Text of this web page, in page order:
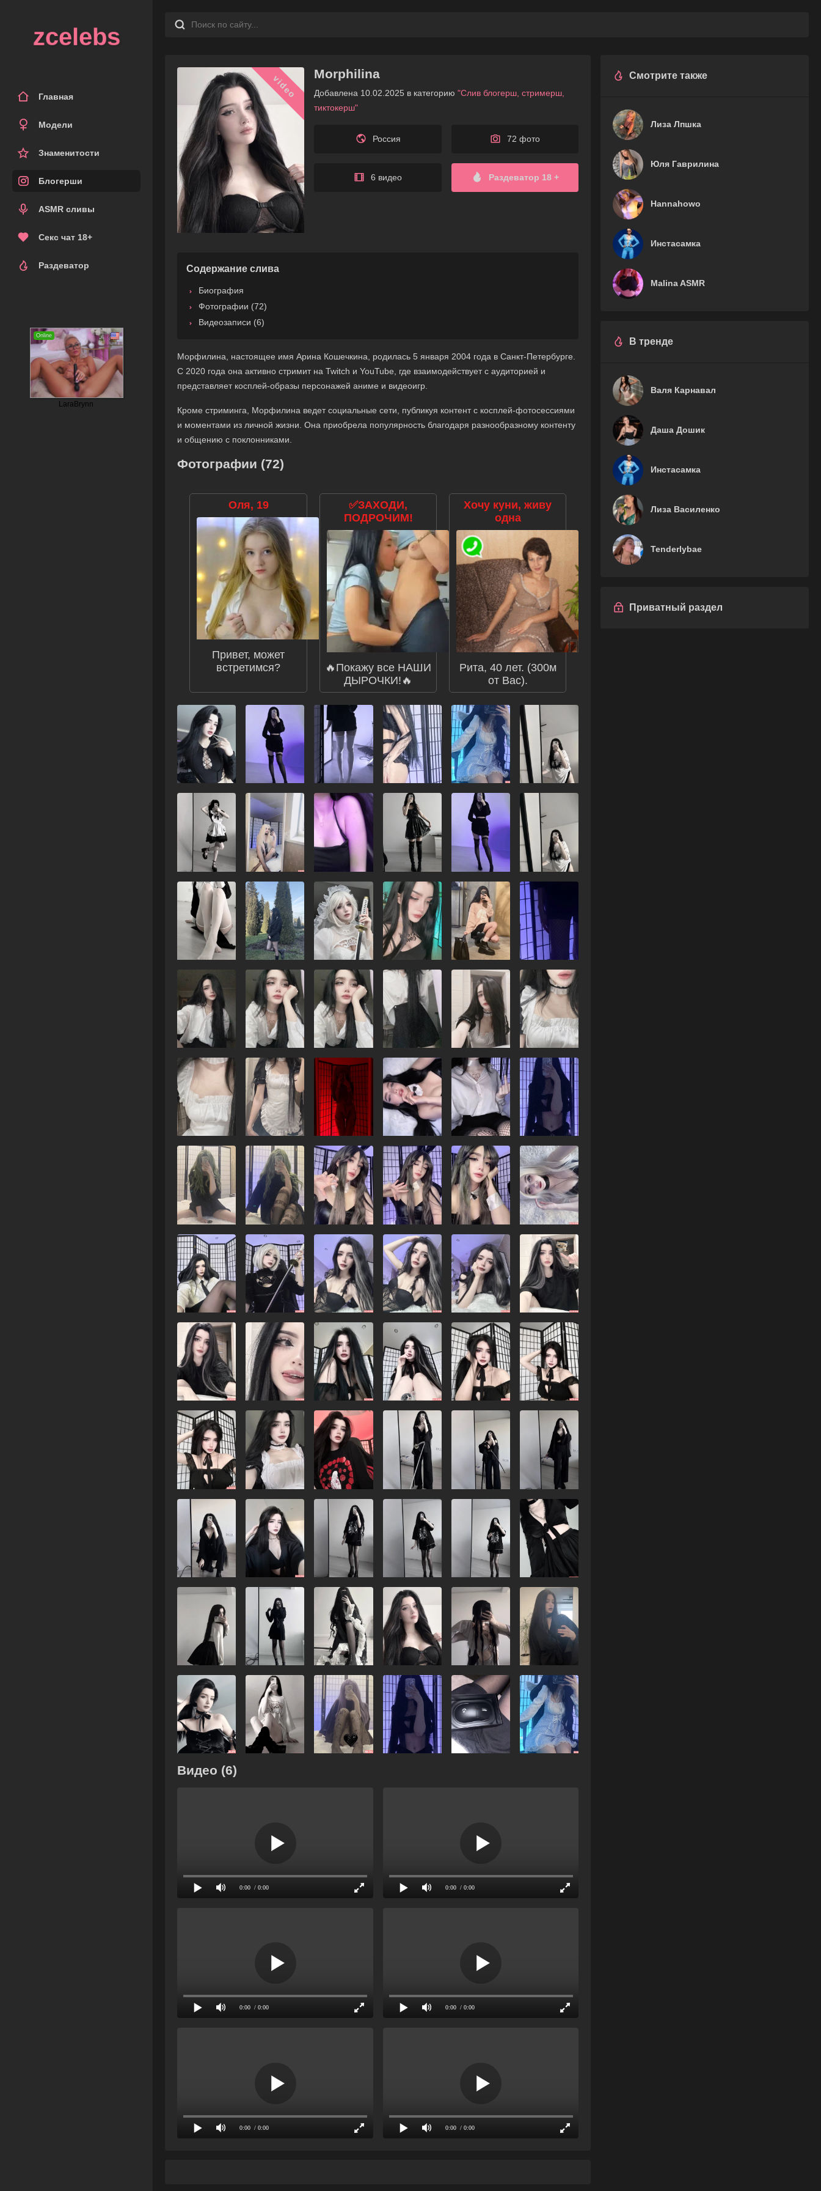
zcelebs
Главная
Модели
Знаменитости
Блогерши
ASMR сливы
Секс чат 18+
Раздеватор
video Morphilina
Добавлена 10.02.2025 в категорию"Слив блогерш, стримерш,
тиктокерш"
Россия 72 фото
6 видео Раздеватор 18 +
Содержание слива
Биография
Фотографии (72)
Видеозаписи (6)
Морфилина, настоящее имя Арина Кошечкина, родилась 5 января 2004 года в Санкт-Петербурге.
С 2020 года она активно стримит на Twitch и YouTube, где взаимодействует с аудиторией и
представляет косплей-образы персонажей аниме и видеоигр.
Кроме стриминга, Морфилина ведет социальные сети, публикуя контент с косплей-фотосессиями
и моментами из личной жизни. Она приобрела популярность благодаря разнообразному контенту
и общению с поклонниками.
Фотографии (72)
Оля, 19
Привет, может
встретимся?
✅ЗАХОДИ,
ПОДРОЧИМ!
🔥Покажу все НАШИ
ДЫРОЧКИ!🔥
Хочу куни, живу
одна
Рита, 40 лет. (300м
от Вас).
Видео (6)
0:00 / 0:00 0:00 / 0:00
0:00 / 0:00 0:00 / 0:00
0:00 / 0:00 0:00 / 0:00
Смотрите также
Лиза Лпшка
Юля Гаврилина
Hannahowo
Инстасамка
Malina ASMR
В тренде
Валя Карнавал
Даша Дошик
Инстасамка
Лиза Василенко
Tenderlybae
Приватный раздел